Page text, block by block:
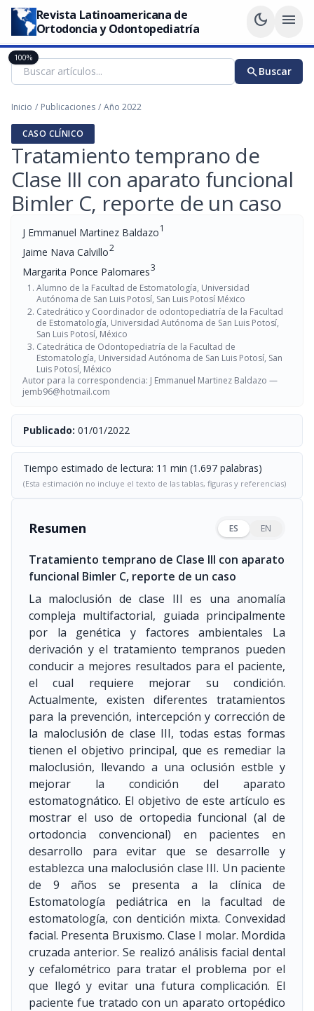
Revista Latinoamericana de
Ortodoncia y Odontopediatría
dark_mode menu
searchBuscar
Inicio / Publicaciones / Año 2022
CASO CLÍNICO
Tratamiento temprano de
Clase III con aparato funcional
Bimler C, reporte de un caso
J Emmanuel Martinez Baldazo1
Jaime Nava Calvillo2
Margarita Ponce Palomares3
Alumno de la Facultad de Estomatología, Universidad
Autónoma de San Luis Potosí, San Luis Potosí México
Catedrático y Coordinador de odontopediatría de la Facultad
de Estomatología, Universidad Autónoma de San Luis Potosí,
San Luis Potosí, México
Catedrática de Odontopediatría de la Facultad de
Estomatología, Universidad Autónoma de San Luis Potosí, San
Luis Potosí, México
Autor para la correspondencia: J Emmanuel Martinez Baldazo —
jemb96@hotmail.com
Publicado: 01/01/2022
Tiempo estimado de lectura: 11 min (1.697 palabras)
(Esta estimación no incluye el texto de las tablas, figuras y referencias)
Resumen ES EN
Tratamiento temprano de Clase III con aparato
funcional Bimler C, reporte de un caso
La maloclusión de clase III es una anomalía
compleja multifactorial, guiada principalmente
por la genética y factores ambientales La
derivación y el tratamiento tempranos pueden
conducir a mejores resultados para el paciente,
el cual requiere mejorar su condición.
Actualmente, existen diferentes tratamientos
para la prevención, intercepción y corrección de
la maloclusión de clase III, todas estas formas
tienen el objetivo principal, que es remediar la
maloclusión, llevando a una oclusión estble y
mejorar la condición del aparato
estomatognático. El objetivo de este artículo es
mostrar el uso de ortopedia funcional (al de
ortodoncia convencional) en pacientes en
desarrollo para evitar que se desarrolle y
establezca una maloclusión clase III. Un paciente
de 9 años se presenta a la clínica de
Estomatología pediátrica en la facultad de
estomatología, con dentición mixta. Convexidad
facial. Presenta Bruxismo. Clase I molar. Mordida
cruzada anterior. Se realizó análisis facial dental
y cefalométrico para tratar el problema por el
que llegó y evitar una futura complicación. El
paciente fue tratado con un aparato ortopédico
100%